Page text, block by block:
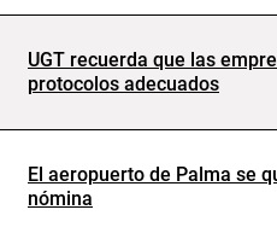
UGT recuerda que las
protocolos adecuados
El aeropuerto de Palma se
nómina